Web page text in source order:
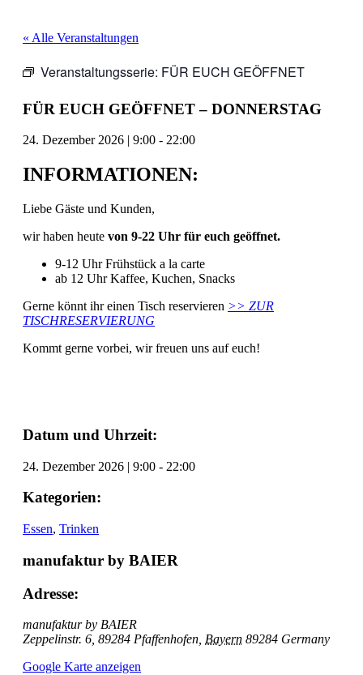
« Alle Veranstaltungen
Veranstaltungsserie: FÜR EUCH GEÖFFNET
FÜR EUCH GEÖFFNET – DONNERSTAG
24. Dezember 2026 | 9:00 - 22:00
INFORMATIONEN:
Liebe Gäste und Kunden,
wir haben heute von 9-22 Uhr für euch geöffnet.
9-12 Uhr Frühstück a la carte
ab 12 Uhr Kaffee, Kuchen, Snacks
Gerne könnt ihr einen Tisch reservieren >> ZUR
TISCHRESERVIERUNG
Kommt gerne vorbei, wir freuen uns auf euch!
Datum und Uhrzeit:
24. Dezember 2026 | 9:00 - 22:00
Kategorien:
Essen, Trinken
manufaktur by BAIER
Adresse:
manufaktur by BAIER
Zeppelinstr. 6, 89284 Pfaffenhofen Bayern 89284 Germany
Google Karte anzeigen